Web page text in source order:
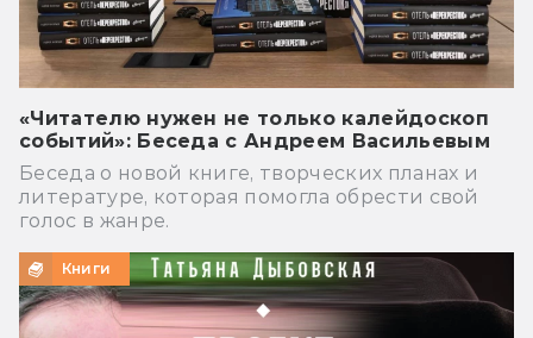
«Читателю нужен не только калейдоскоп
событий»: Беседа с Андреем Васильевым
Беседа о новой книге, творческих планах и
литературе, которая помогла обрести свой
голос в жанре.
Книги